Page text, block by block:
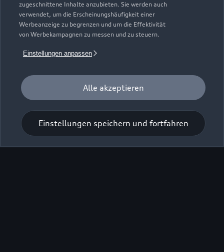
zugeschnittene Inhalte anzubieten. Sie werden auch
verwendet, um die Erscheinungshäufigkeit einer
Werbeanzeige zu begrenzen und um die Effektivität
von Werbekampagnen zu messen und zu steuern.
Einstellungen anpassen
Alle akzeptieren
Einstellungen speichern und fortfahren
Zur Inspektion